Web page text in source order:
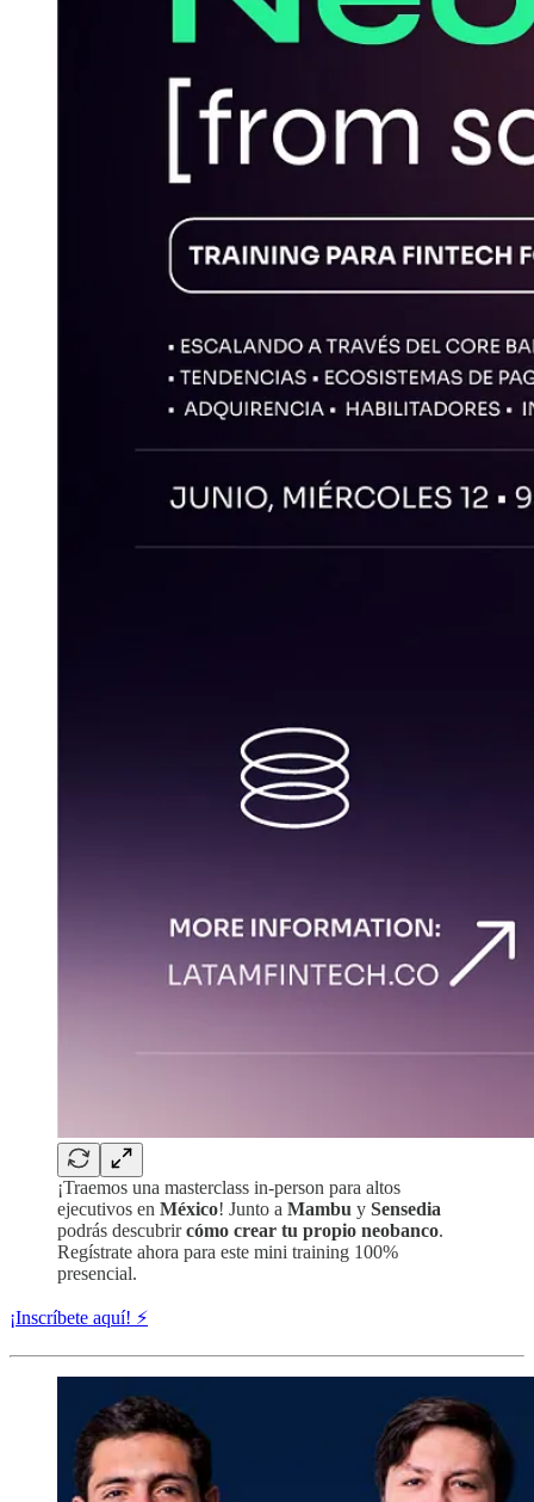
¡Traemos una masterclass in-person para altos
ejecutivos en México! Junto a Mambu y Sensedia
podrás descubrircómo crear tu propio neobanco.
Regístrate ahora para este mini training 100%
presencial.
¡Inscríbete aquí! ⚡